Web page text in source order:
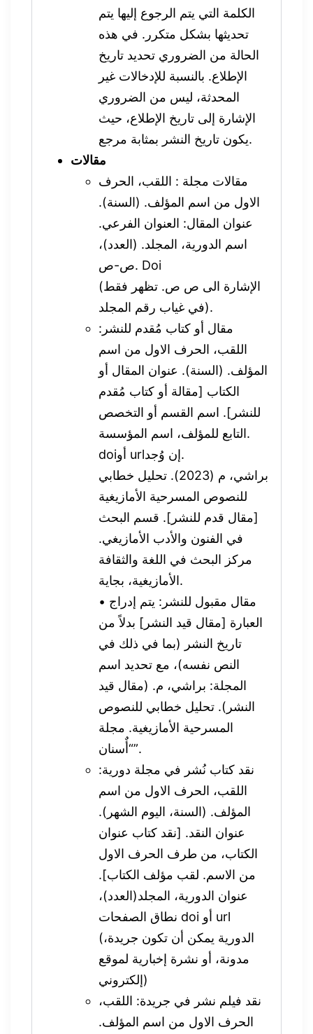
الكلمة التي يتم الرجوع إليها يتم
تحديثها بشكل متكرر. في هذه
الحالة من الضروري تحديد تاريخ
الإطلاع. بالنسبة للإدخالات غير
المحدثة، ليس من الضروري
الإشارة إلى تاريخ الإطلاع، حيث
يكون تاريخ النشر بمثابة مرجع.
مقالات
مقالات مجلة : اللقب، الحرف
الاول من اسم المؤلف. (السنة).
عنوان المقال: العنوان الفرعي.
اسم الدورية، المجلد. (العدد)،
ص-ص. Doi
(الإشارة الى ص ص. تظهر فقط
في غياب رقم المجلد).
مقال أو كتاب مُقدم للنشر:
اللقب، الحرف الاول من اسم
المؤلف. (السنة). عنوان المقال أو
الكتاب [مقالة أو كتاب مُقدم
للنشر]. اسم القسم أو التخصص
التابع للمؤلف، اسم المؤسسة.
doiأو urlإن وُجد.
براشي، م (2023). تحليل خطابي
للنصوص المسرحية الأمازيغية
[مقال قدم للنشر]. قسم البحث
في الفنون والأدب الأمازيغي.
مركز البحث في اللغة والثقافة
الأمازيغية، بجاية.
• مقال مقبول للنشر: يتم إدراج
العبارة [مقال قيد النشر] بدلاً من
تاريخ النشر (بما في ذلك في
النص نفسه)، مع تحديد اسم
المجلة: براشي، م. (مقال قيد
النشر). تحليل خطابي للنصوص
المسرحية الأمازيغية. مجلة
“أٌسنان”.
نقد كتاب نُشر في مجلة دورية:
اللقب، الحرف الاول من اسم
المؤلف. (السنة، اليوم الشهر).
عنوان النقد. [نقد كتاب عنوان
الكتاب، من طرف الحرف الاول
من الاسم. لقب مؤلف الكتاب].
عنوان الدورية، المجلد(العدد)،
نطاق الصفحات doi أو url
(الدورية يمكن أن تكون جريدة،
مدونة، أو نشرة إخبارية لموقع
إلكتروني)
نقد فيلم نشر في جريدة: اللقب،
الحرف الاول من اسم المؤلف.